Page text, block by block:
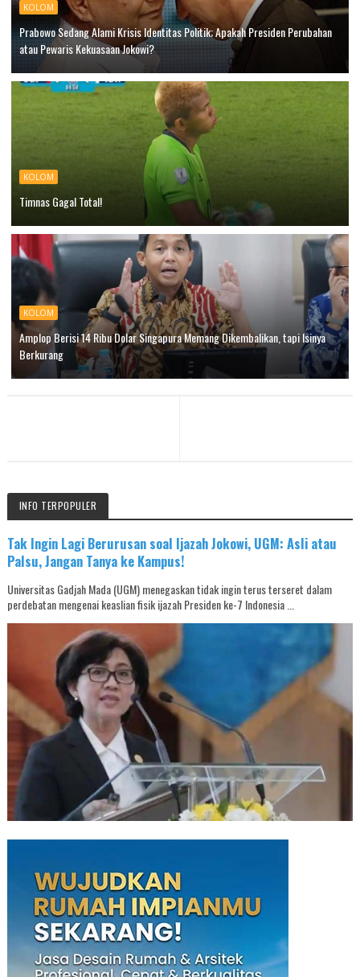
KOLOM
Prabowo Sedang Alami Krisis Identitas Politik; Apakah Presiden Perubahan
atau Pewaris Kekuasaan Jokowi?
KOLOM
Timnas Gagal Total!
KOLOM
Amplop Berisi 14 Ribu Dolar Singapura Memang Dikembalikan, tapi Isinya
Berkurang
INFO TERPOPULER
Tak Ingin Lagi Berurusan soal Ijazah Jokowi, UGM: Asli atau
Palsu, Jangan Tanya ke Kampus!
Universitas Gadjah Mada (UGM) menegaskan tidak ingin terus terseret dalam
perdebatan mengenai keaslian fisik ijazah Presiden ke-7 Indonesia ...